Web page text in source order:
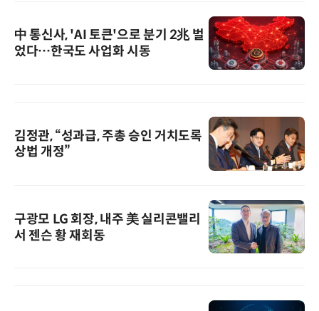
中 통신사, 'AI 토큰'으로 분기 2兆 벌
었다…한국도 사업화 시동
김정관, “성과급, 주총 승인 거치도록
상법 개정”
구광모 LG 회장, 내주 美 실리콘밸리
서 젠슨 황 재회동